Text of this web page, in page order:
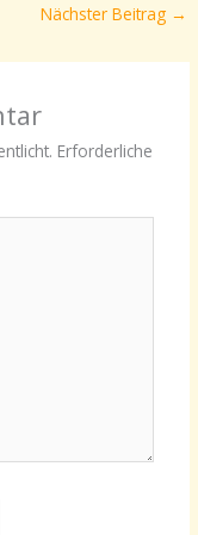
Nächster Beitrag →
Erforderliche